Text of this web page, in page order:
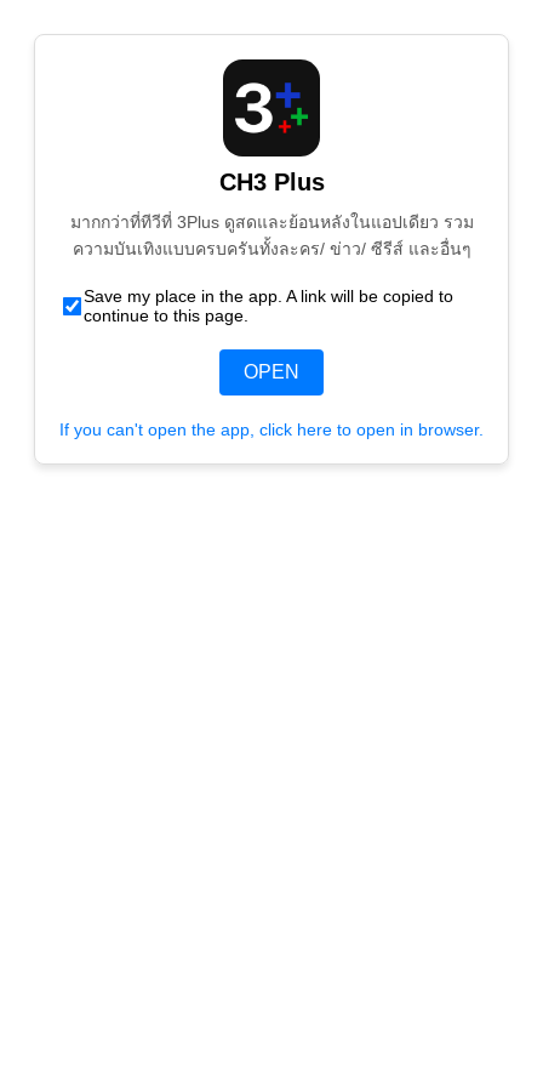
CH3 Plus
มากกว่าที่ทีวีที่ 3Plus ดูสดและย้อนหลังในแอปเดียว รวม
ความบันเทิงแบบครบครันทั้งละคร/ ข่าว/ ซีรีส์ และอื่นๆ
Save my place in the app. A link will be copied to
continue to this page.
OPEN
If you can't open the app, click here to open in browser.